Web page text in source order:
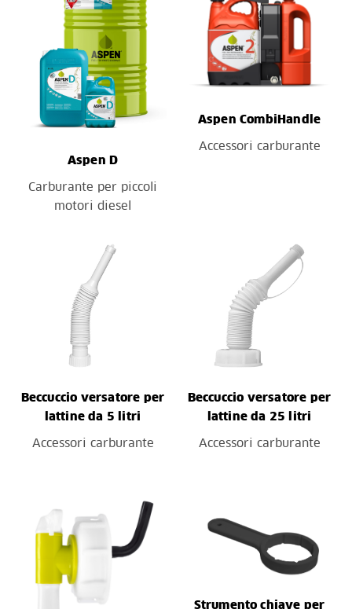
Aspen D
Carburante per piccoli
motori diesel
Aspen CombiHandle
Accessori carburante
Beccuccio versatore per
lattine da 5 litri
Accessori carburante
Beccuccio versatore per
lattine da 25 litri
Accessori carburante
Strumento chiave per